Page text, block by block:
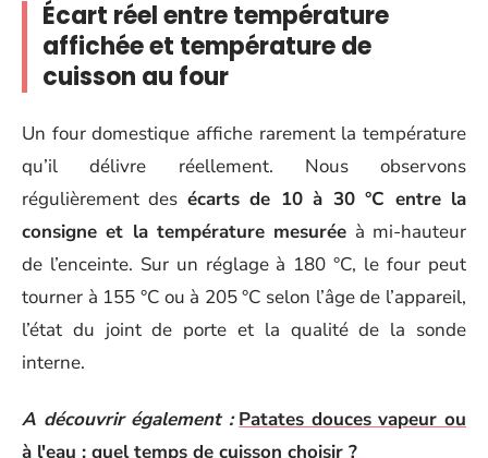
Écart réel entre température
affichée et température de
cuisson au four
Un four domestique affiche rarement la température
qu’il délivre réellement. Nous observons
régulièrement des écarts de 10 à 30 °C entre la
consigne et la température mesurée à mi-hauteur
de l’enceinte. Sur un réglage à 180 °C, le four peut
tourner à 155 °C ou à 205 °C selon l’âge de l’appareil,
l’état du joint de porte et la qualité de la sonde
interne.
A découvrir également : Patates douces vapeur ou
à l'eau : quel temps de cuisson choisir ?